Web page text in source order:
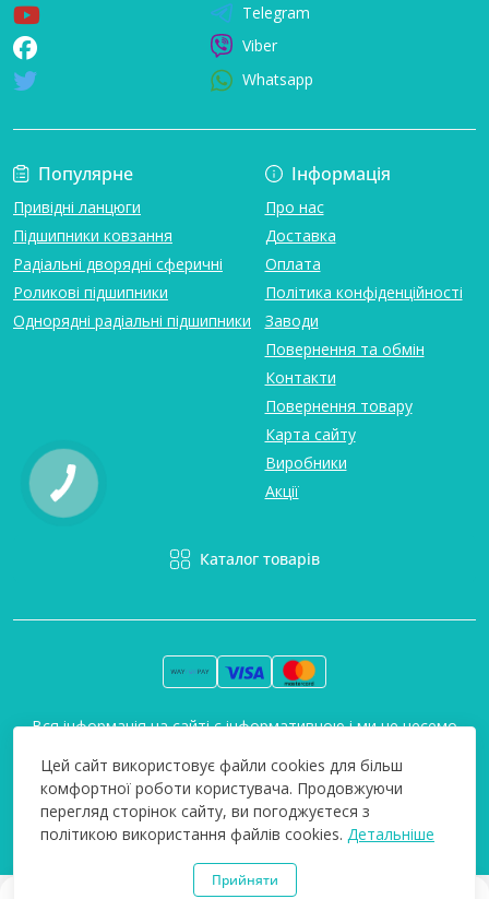
0
Популярне
Привідні ланцюги
Підшипники ковзання
Радіальні дворядні сферичні
Роликові підшипники
Однорядні радіальні підшипники
Інформація
Про нас
Доставка
Оплата
Політика конфіденційності
Заводи
Повернення та обмін
Контакти
Повернення товару
Карта сайту
Виробники
Акції
Каталог товарів
Telegram
Viber
Whatsapp
Вся інформація на сайті є інформативною і ми не несемо
2026
Цей сайт використовує файли cookies для більш
комфортної роботи користувача. Продовжуючи
перегляд сторінок сайту, ви погоджуєтеся з
політикою використання файлів cookies. Детальніше
Прийняти